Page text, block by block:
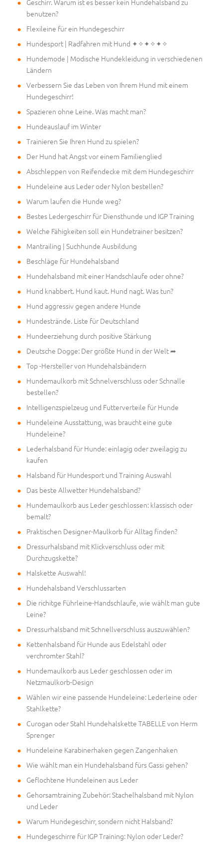
Geschirr. Warum ist es besser kein Hundehalsband zu
benutzen?
Flexileine für ein Hundegeschirr
Hundesport | Radfahren mit Hund ✦✧✦✧✦✧
Hundemode | Modische Hundekleidung in verschiedenen
Ländern
Verbessern Sie das Leben von Ihrem Hund mit einem
Hundegeschirr!
Spazieren ohne Leine. Was macht man?
Hundeauslauf im Winter
Trainieren Sie Ihren Hund zu spielen?
Der Hund hat Angst vor einem Familienglied
Abschleppen von Reifendecke mit dem Hundegeschirr
Hundeleine aus Leder oder Nylon bestellen?
Warum laufen die Hunde weg?
Bestes Ledergeschirr für Diensthunde und IGP Training
Welche Fähigkeiten soll ein Hundetrainer besitzen?
Mantrailing | Suchhunde Ausbildung
Beschläge für Hundehalsband
Hundehalsband mit einer Handschlaufe oder ohne?
Hund knabbert. Hund kaut. Hund nagt. Was tun?
Hund aggressiv gegen andere Hunde
Hundestrände. Liste für Deutschland
Hundeerziehung durch positive Stärkung
Deutsche Dogge: Der größte Hund in der Welt ➦
Top -Hersteller von Hundehalsbändern
Hundemaulkorb mit Schnelverschluss oder Schnalle
bestellen?
Intelligenzspielzeug und Futterverteile für Hunde
Hundeleine Ausstattung, was braucht eine gute
Hundeleine?
Lederhalsband für Hunde: einlagig oder zweilagig zu
kaufen
Halsband für Hundesport und Training Auswahl
Das beste Allwetter Hundehalsband?
Hundemaulkorb aus Leder geschlossen: klassisch oder
bemalt?
Praktischen Designer-Maulkorb für Alltag finden?
Dressurhalsband mit Klickverschluss oder mit
Durchzugskette?
Halskette Auswahl!
Hundehalsband Verschlussarten
Die richitge Führleine-Handschlaufe, wie wählt man gute
Leine?
Dressurhalsband mit Schnellverschluss auszuwählen?
Kettenhalsband für Hunde aus Edelstahl oder
verchromter Stahl?
Hundemaulkorb aus Leder geschlossen oder im
Netzmaulkorb-Design
Wählen wir eine passende Hundeleine: Lederleine oder
Stahlkette?
Curogan oder Stahl Hundehalskette TABELLE von Herm
Sprenger
Hundeleine Karabinerhaken gegen Zangenhaken
Wie wählt man ein Hundehalsband fürs Gassi gehen?
Geflochtene Hundeleinen aus Leder
Gehorsamtraining Zubehör: Stachelhalsband mit Nylon
und Leder
Warum Hundegeschirr, sondern nicht Halsband?
Hundegeschirre für IGP Training: Nylon oder Leder?